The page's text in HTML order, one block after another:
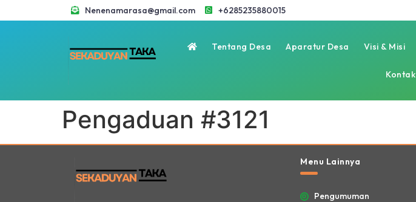
Nenenamarasa@gmail.com +6285235880015
Tentang Desa Aparatur Desa Visi & Misi
Kontak
Pengaduan #3121
Menu Lainnya
Pengumuman